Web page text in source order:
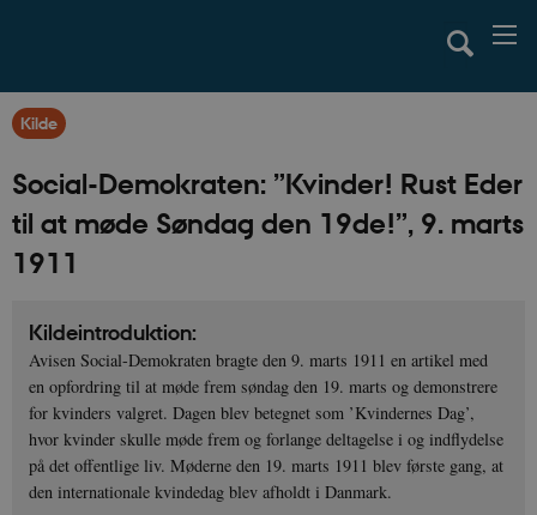
Kilde
Social-Demokraten: ”Kvinder! Rust Eder
til at møde Søndag den 19de!”, 9. marts
1911
Kildeintroduktion:
Avisen Social-Demokraten bragte den 9. marts 1911 en artikel med
en opfordring til at møde frem søndag den 19. marts og demonstrere
for kvinders valgret. Dagen blev betegnet som ’Kvindernes Dag’,
hvor kvinder skulle møde frem og forlange deltagelse i og indflydelse
på det offentlige liv. Møderne den 19. marts 1911 blev første gang, at
den internationale kvindedag blev afholdt i Danmark.